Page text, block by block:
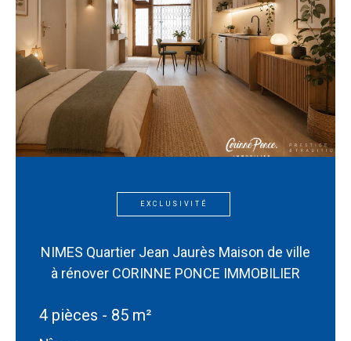
EXCLUSIVITÉ
NIMES Quartier Jean Jaurès Maison de ville
à rénover CORINNE PONCE IMMOBILIER
4 pièces - 85 m²